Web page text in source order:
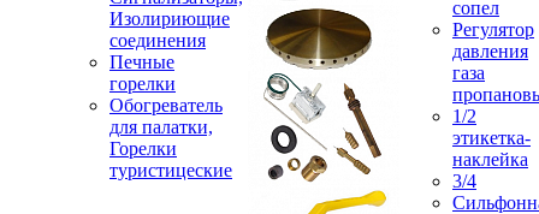
Изолириющие
соединения
Печные
горелки
Обогреватель
для палатки,
Горелки
туристицеские
сопел
Регулятор
давления
газа
1/2
этикетка-
наклейка
3/4